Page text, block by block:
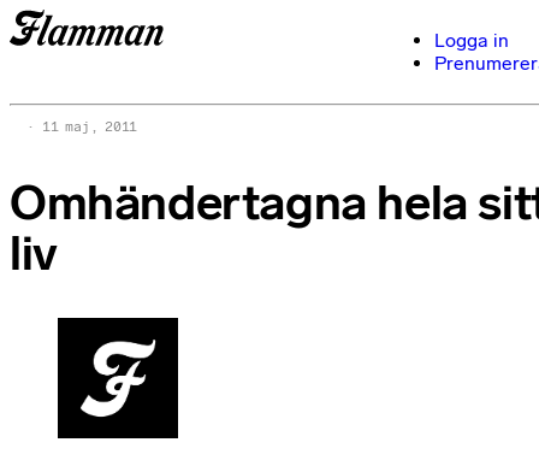
Logga in
11 maj, 2011
Omhändertagna hela
liv